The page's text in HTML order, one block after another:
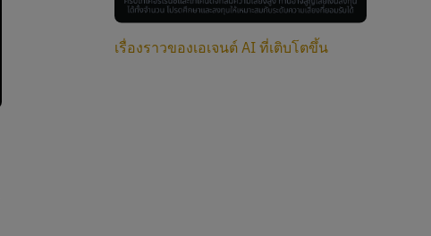
เรื่องราวของเอเจนต์ AI ที่เติบโตขึ้น